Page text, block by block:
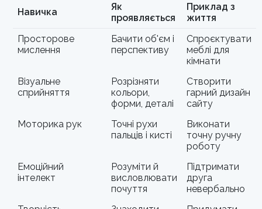
Навичка
Як
проявляється
Приклад з
життя
Просторове
мислення
Бачити об'єм і
перспективу
Спроєктувати
меблі для
кімнати
Візуальне
сприйняття
Розрізняти
кольори,
форми, деталі
Створити
гарний дизайн
сайту
Моторика рук
Точні рухи
пальців і кисті
Виконати
точну ручну
роботу
Емоційний
інтелект
Розуміти й
висловлювати
почуття
Підтримати
друга
невербально